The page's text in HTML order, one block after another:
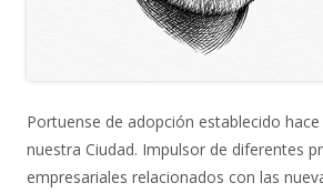
Portuense de adopción establecido
nuestra Ciudad. Impulsor de diferentes
empresariales relacionados con las